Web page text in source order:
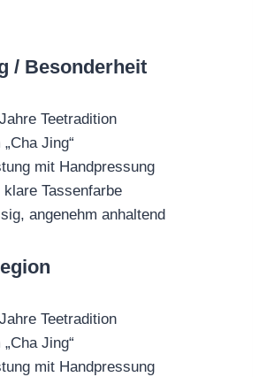
/ Besonderheit
Teetradition
Jing“
mit Handpressung
Tassenfarbe
angenehm anhaltend
Teetradition
Jing“
mit Handpressung